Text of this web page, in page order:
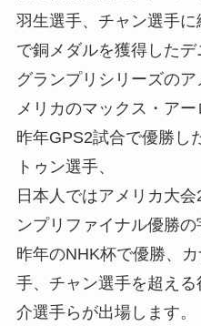
羽生選手、チャン選手
で銅メダルを獲得したデ
グランプリシリーズの
メリカのマックス・アー
昨年GPS2試合で優勝し
トゥン選手、
日本人ではアメリカ大
ンプリファイナル優勝の
昨年のNHK杯で優勝、
手、チャン選手を超え
介選手らが出場します。